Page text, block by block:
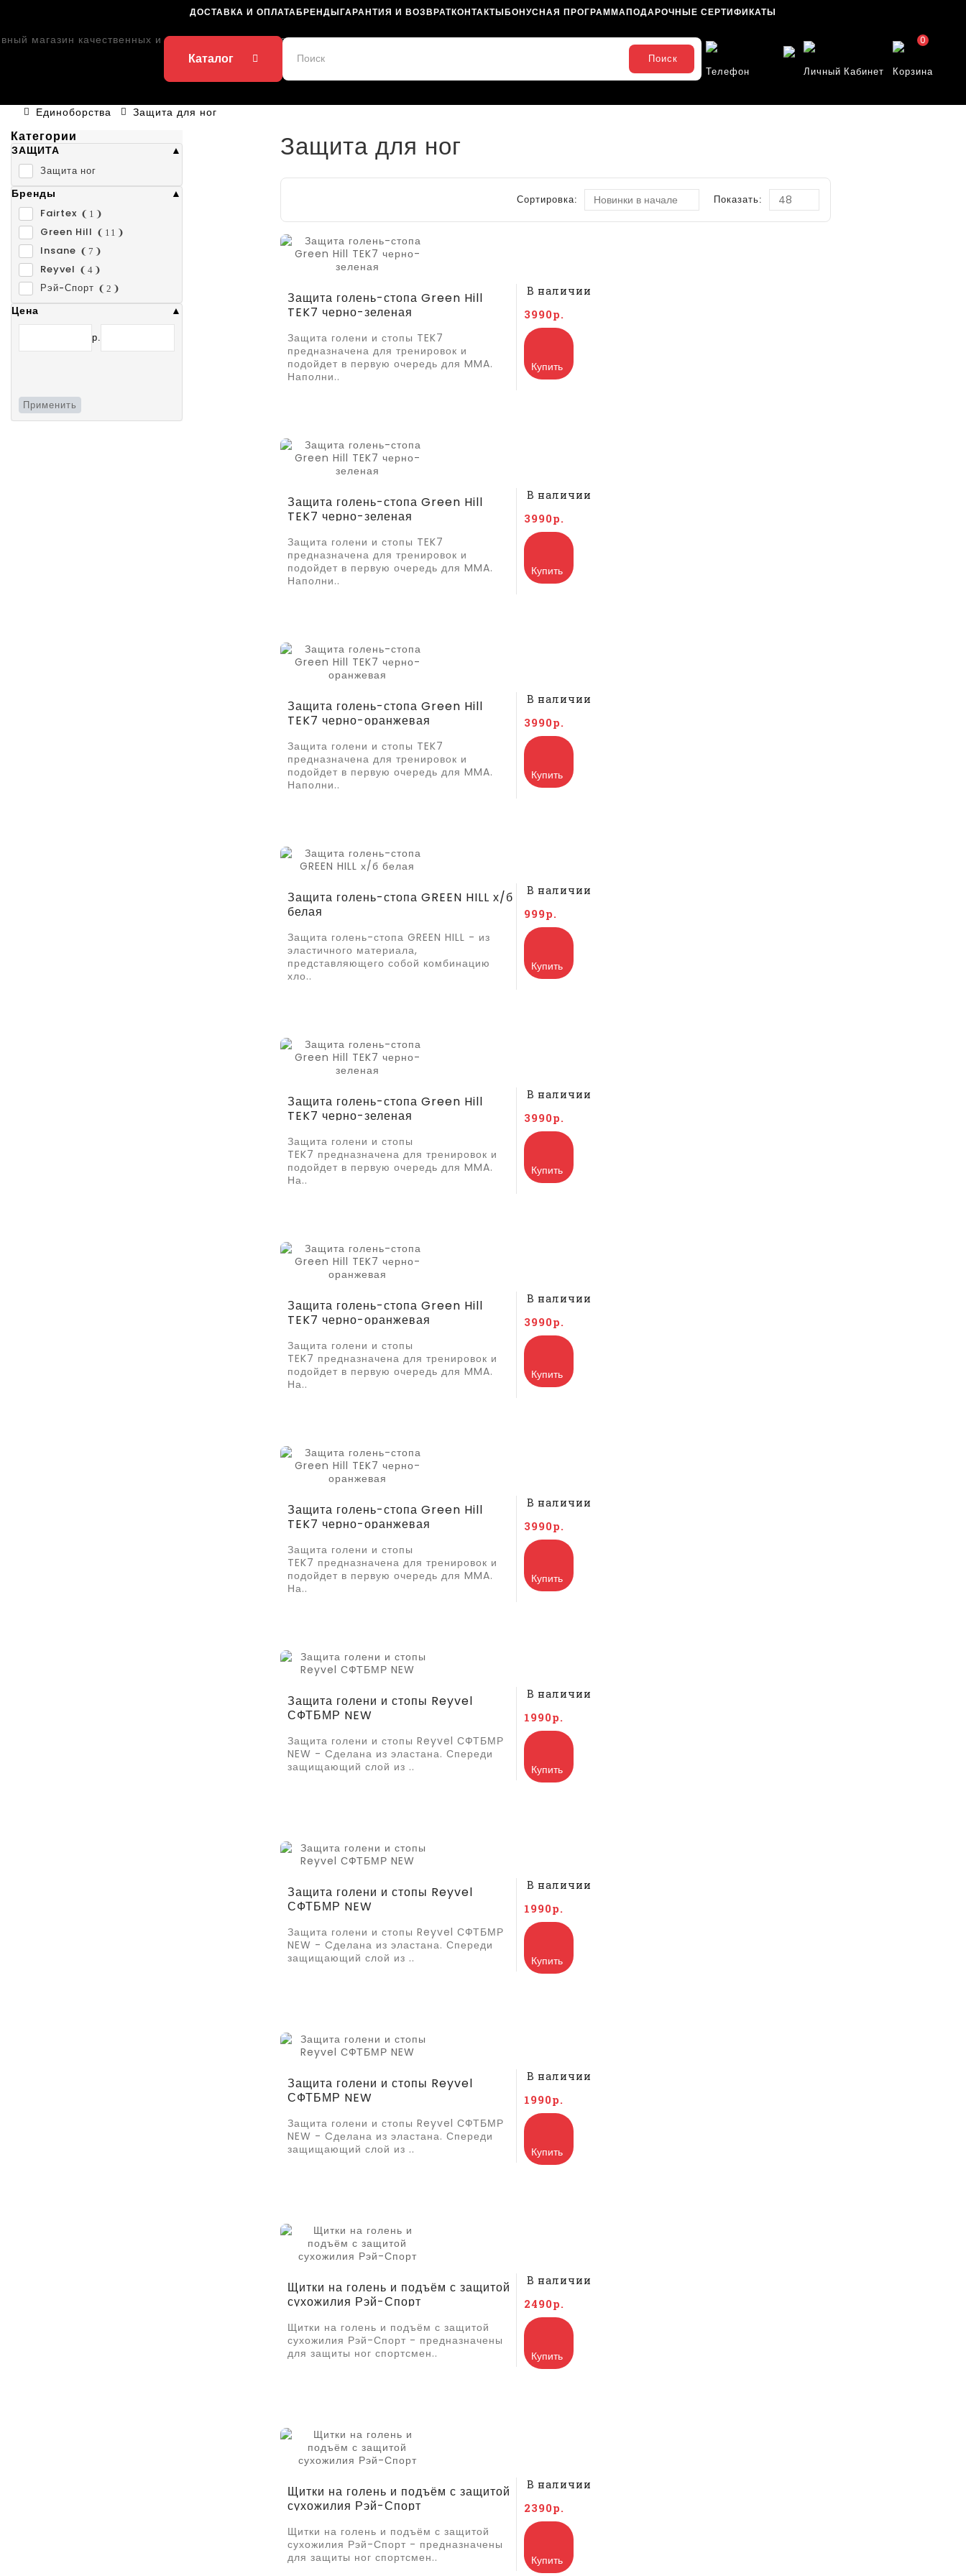
ДОСТАВКА И ОПЛАТА БРЕНДЫ ГАРАНТИЯ И ВОЗВРАТКОНТАКТЫ БОНУСНАЯ ПРОГРАММА ПОДАРОЧНЫЕ СЕРТИФИКАТЫ
Каталог
Поиск
Телефон
Личный Кабинет Корзина
0
Единоборства Защита для ног
Категории
ЗАЩИТА
Защита ног
Бренды
Fairtex 1
Green Hill 11
Insane 7
Reyvel 4
Рэй-Спорт 2
Цена
р.
Применить
Защита для ног
Показать:
Сортировка:
Защита голень-стопа Green Hill
TEK7 черно-зеленая
Защита голени и стопы TEK7
предназначена для тренировок и
подойдет в первую очередь для MMA.
Наполни..
В наличии
3990р.
Купить
Защита голень-стопа Green Hill
TEK7 черно-зеленая
Защита голени и стопы TEK7
предназначена для тренировок и
подойдет в первую очередь для MMA.
Наполни..
В наличии
3990р.
Купить
Защита голень-стопа Green Hill
TEK7 черно-оранжевая
Защита голени и стопы TEK7
предназначена для тренировок и
подойдет в первую очередь для MMA.
Наполни..
В наличии
3990р.
Купить
Защита голень-стопа GREEN HILL х/б
белая
Защита голень-стопа GREEN HILL - из
эластичного материала,
представляющего собой комбинацию
хло..
В наличии
999р.
Купить
Защита голень-стопа Green Hill
TEK7 черно-зеленая
Защита голени и стопы
TEK7 предназначена для тренировок и
подойдет в первую очередь для MMA.
На..
В наличии
3990р.
Купить
Защита голень-стопа Green Hill
TEK7 черно-оранжевая
Защита голени и стопы
TEK7 предназначена для тренировок и
подойдет в первую очередь для MMA.
На..
В наличии
3990р.
Купить
Защита голень-стопа Green Hill
TEK7 черно-оранжевая
Защита голени и стопы
TEK7 предназначена для тренировок и
подойдет в первую очередь для MMA.
На..
В наличии
3990р.
Купить
Защита голени и стопы Reyvel
СФТБМР NEW
Защита голени и стопы Reyvel СФТБМР
NEW - Cделана из эластана. Спереди
защищающий слой из ..
В наличии
1990р.
Купить
Защита голени и стопы Reyvel
СФТБМР NEW
Защита голени и стопы Reyvel СФТБМР
NEW - Cделана из эластана. Спереди
защищающий слой из ..
В наличии
1990р.
Купить
Защита голени и стопы Reyvel
СФТБМР NEW
Защита голени и стопы Reyvel СФТБМР
NEW - Cделана из эластана. Спереди
защищающий слой из ..
В наличии
1990р.
Купить
Щитки на голень и подъём с защитой
сухожилия Рэй-Спорт
Щитки на голень и подъём с защитой
сухожилия Рэй-Спорт - предназначены
для защиты ног спортсмен..
В наличии
2490р.
Купить
Щитки на голень и подъём с защитой
сухожилия Рэй-Спорт
Щитки на голень и подъём с защитой
сухожилия Рэй-Спорт - предназначены
для защиты ног спортсмен..
В наличии
2390р.
Купить